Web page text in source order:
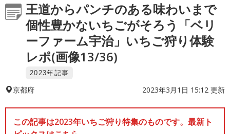
王道からパンチのある味わいまで
個性豊かないちごがそろう「ベリ
ーファーム宇治」いちご狩り体験
レポ(画像13/36)
2023年記事
京都府 2023年3月1日 15:12 更新
この記事は2023年いちご狩り特集のものです。最新ト